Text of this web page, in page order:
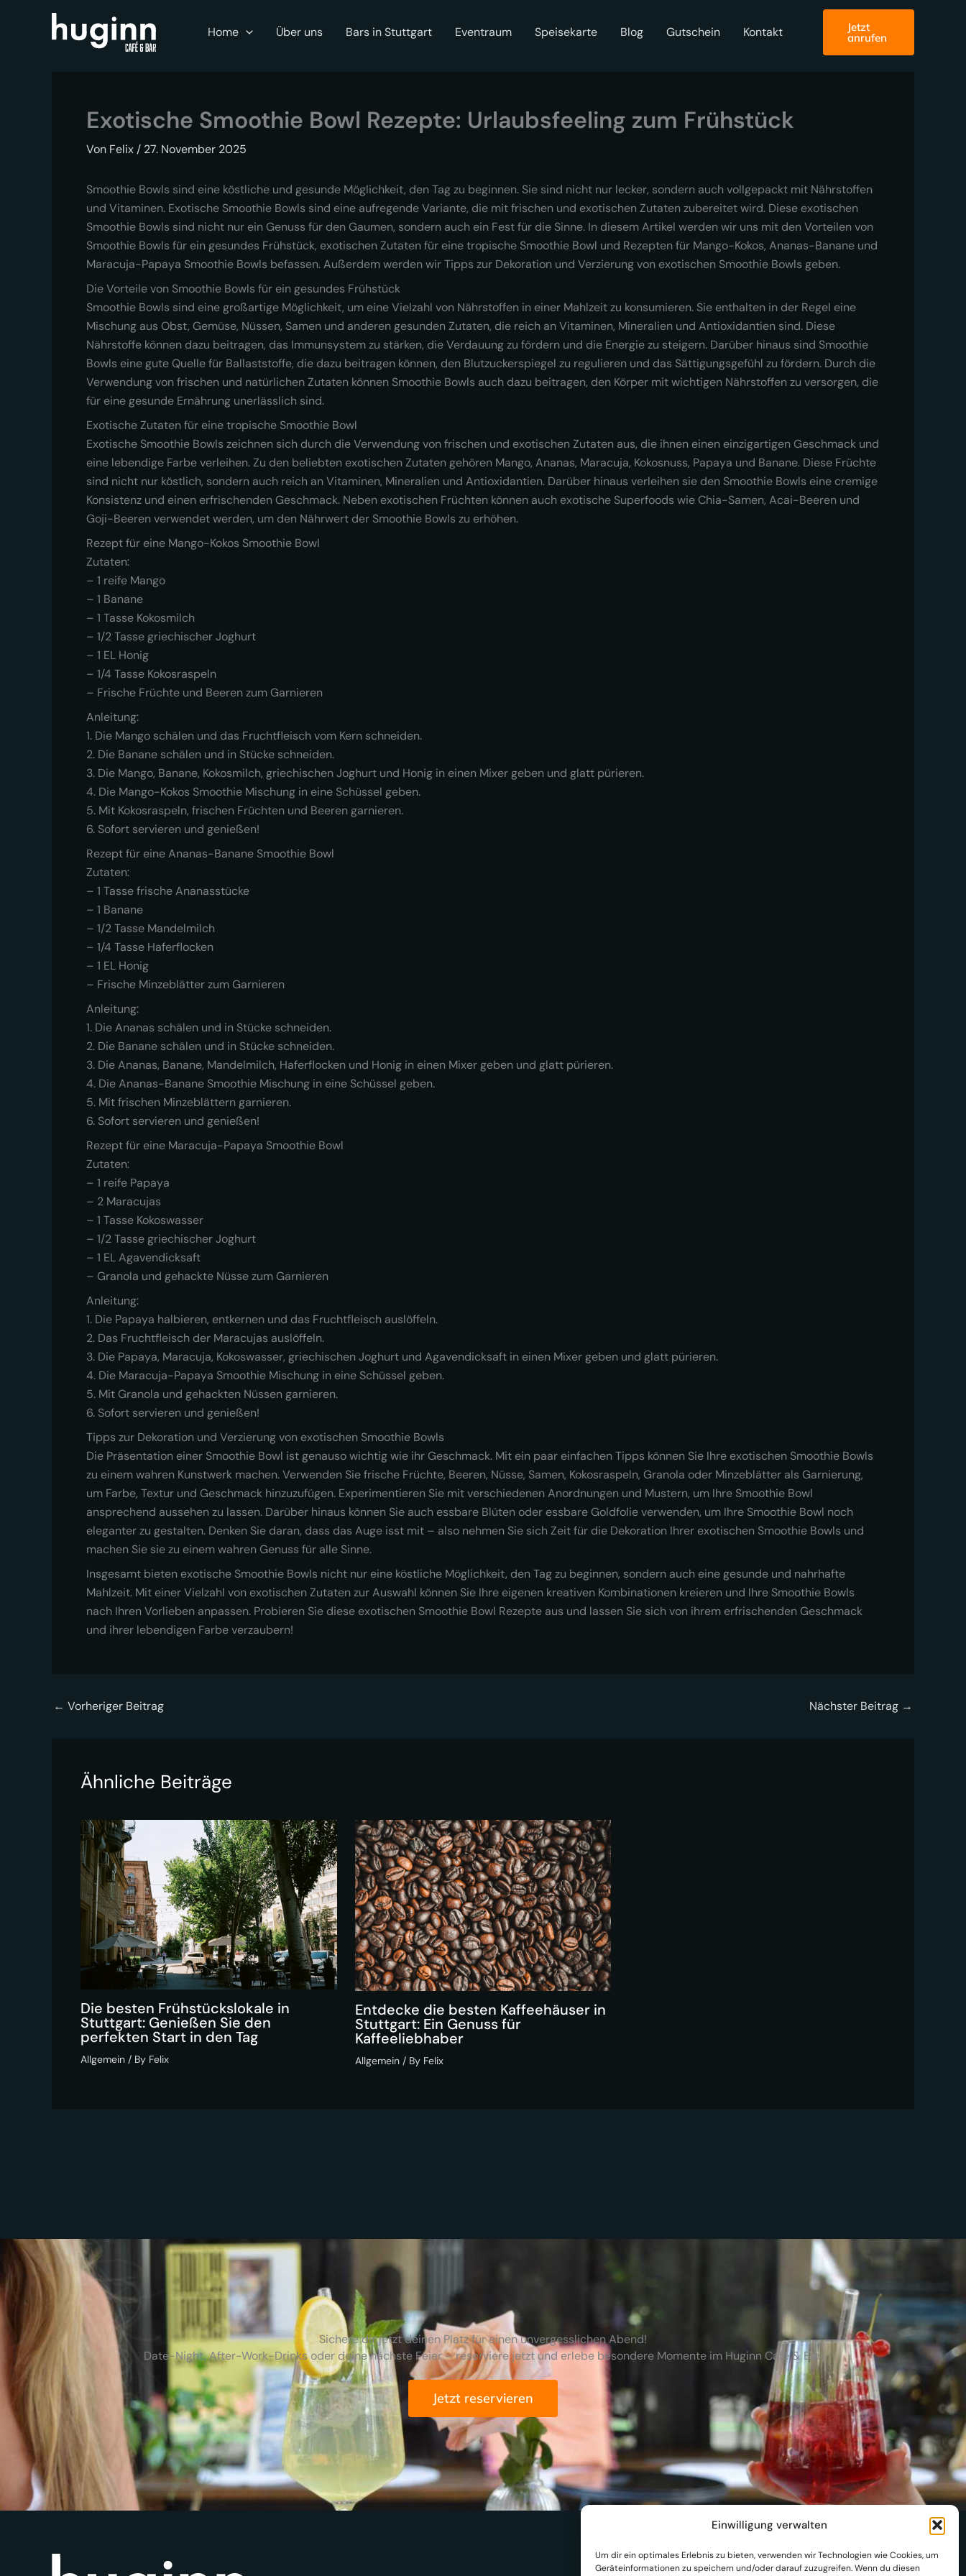
Einwilligung verwalten
Um dir ein optimales Erlebnis zu bieten, verwenden wir Technologien wie Cookies, um
Geräteinformationen zu speichern und/oder darauf zuzugreifen. Wenn du diesen
Home Über uns Bars in Stuttgart Eventraum Speisekarte Blog Gutschein Kontakt Jetzt
anrufen
Exotische Smoothie Bowl Rezepte: Urlaubsfeeling zum Frühstück
Von Felix / 27. November 2025
Smoothie Bowls sind eine köstliche und gesunde Möglichkeit, den Tag zu beginnen. Sie sind nicht nur lecker, sondern auch vollgepackt mit Nährstoffen
und Vitaminen. Exotische Smoothie Bowls sind eine aufregende Variante, die mit frischen und exotischen Zutaten zubereitet wird. Diese exotischen
Smoothie Bowls sind nicht nur ein Genuss für den Gaumen, sondern auch ein Fest für die Sinne. In diesem Artikel werden wir uns mit den Vorteilen von
Smoothie Bowls für ein gesundes Frühstück, exotischen Zutaten für eine tropische Smoothie Bowl und Rezepten für Mango-Kokos, Ananas-Banane und
Maracuja-Papaya Smoothie Bowls befassen. Außerdem werden wir Tipps zur Dekoration und Verzierung von exotischen Smoothie Bowls geben.
Die Vorteile von Smoothie Bowls für ein gesundes Frühstück
Smoothie Bowls sind eine großartige Möglichkeit, um eine Vielzahl von Nährstoffen in einer Mahlzeit zu konsumieren. Sie enthalten in der Regel eine
Mischung aus Obst, Gemüse, Nüssen, Samen und anderen gesunden Zutaten, die reich an Vitaminen, Mineralien und Antioxidantien sind. Diese
Nährstoffe können dazu beitragen, das Immunsystem zu stärken, die Verdauung zu fördern und die Energie zu steigern. Darüber hinaus sind Smoothie
Bowls eine gute Quelle für Ballaststoffe, die dazu beitragen können, den Blutzuckerspiegel zu regulieren und das Sättigungsgefühl zu fördern. Durch die
Verwendung von frischen und natürlichen Zutaten können Smoothie Bowls auch dazu beitragen, den Körper mit wichtigen Nährstoffen zu versorgen, die
für eine gesunde Ernährung unerlässlich sind.
Exotische Zutaten für eine tropische Smoothie Bowl
Exotische Smoothie Bowls zeichnen sich durch die Verwendung von frischen und exotischen Zutaten aus, die ihnen einen einzigartigen Geschmack und
eine lebendige Farbe verleihen. Zu den beliebten exotischen Zutaten gehören Mango, Ananas, Maracuja, Kokosnuss, Papaya und Banane. Diese Früchte
sind nicht nur köstlich, sondern auch reich an Vitaminen, Mineralien und Antioxidantien. Darüber hinaus verleihen sie den Smoothie Bowls eine cremige
Konsistenz und einen erfrischenden Geschmack. Neben exotischen Früchten können auch exotische Superfoods wie Chia-Samen, Acai-Beeren und
Goji-Beeren verwendet werden, um den Nährwert der Smoothie Bowls zu erhöhen.
Rezept für eine Mango-Kokos Smoothie Bowl
Zutaten:
– 1 reife Mango
– 1 Banane
– 1 Tasse Kokosmilch
– 1/2 Tasse griechischer Joghurt
– 1 EL Honig
– 1/4 Tasse Kokosraspeln
– Frische Früchte und Beeren zum Garnieren
Anleitung:
1. Die Mango schälen und das Fruchtfleisch vom Kern schneiden.
2. Die Banane schälen und in Stücke schneiden.
3. Die Mango, Banane, Kokosmilch, griechischen Joghurt und Honig in einen Mixer geben und glatt pürieren.
4. Die Mango-Kokos Smoothie Mischung in eine Schüssel geben.
5. Mit Kokosraspeln, frischen Früchten und Beeren garnieren.
6. Sofort servieren und genießen!
Rezept für eine Ananas-Banane Smoothie Bowl
Zutaten:
– 1 Tasse frische Ananasstücke
– 1 Banane
– 1/2 Tasse Mandelmilch
– 1/4 Tasse Haferflocken
– 1 EL Honig
– Frische Minzeblätter zum Garnieren
Anleitung:
1. Die Ananas schälen und in Stücke schneiden.
2. Die Banane schälen und in Stücke schneiden.
3. Die Ananas, Banane, Mandelmilch, Haferflocken und Honig in einen Mixer geben und glatt pürieren.
4. Die Ananas-Banane Smoothie Mischung in eine Schüssel geben.
5. Mit frischen Minzeblättern garnieren.
6. Sofort servieren und genießen!
Rezept für eine Maracuja-Papaya Smoothie Bowl
Zutaten:
– 1 reife Papaya
– 2 Maracujas
– 1 Tasse Kokoswasser
– 1/2 Tasse griechischer Joghurt
– 1 EL Agavendicksaft
– Granola und gehackte Nüsse zum Garnieren
Anleitung:
1. Die Papaya halbieren, entkernen und das Fruchtfleisch auslöffeln.
2. Das Fruchtfleisch der Maracujas auslöffeln.
3. Die Papaya, Maracuja, Kokoswasser, griechischen Joghurt und Agavendicksaft in einen Mixer geben und glatt pürieren.
4. Die Maracuja-Papaya Smoothie Mischung in eine Schüssel geben.
5. Mit Granola und gehackten Nüssen garnieren.
6. Sofort servieren und genießen!
Tipps zur Dekoration und Verzierung von exotischen Smoothie Bowls
Die Präsentation einer Smoothie Bowl ist genauso wichtig wie ihr Geschmack. Mit ein paar einfachen Tipps können Sie Ihre exotischen Smoothie Bowls
zu einem wahren Kunstwerk machen. Verwenden Sie frische Früchte, Beeren, Nüsse, Samen, Kokosraspeln, Granola oder Minzeblätter als Garnierung,
um Farbe, Textur und Geschmack hinzuzufügen. Experimentieren Sie mit verschiedenen Anordnungen und Mustern, um Ihre Smoothie Bowl
ansprechend aussehen zu lassen. Darüber hinaus können Sie auch essbare Blüten oder essbare Goldfolie verwenden, um Ihre Smoothie Bowl noch
eleganter zu gestalten. Denken Sie daran, dass das Auge isst mit – also nehmen Sie sich Zeit für die Dekoration Ihrer exotischen Smoothie Bowls und
machen Sie sie zu einem wahren Genuss für alle Sinne.
Insgesamt bieten exotische Smoothie Bowls nicht nur eine köstliche Möglichkeit, den Tag zu beginnen, sondern auch eine gesunde und nahrhafte
Mahlzeit. Mit einer Vielzahl von exotischen Zutaten zur Auswahl können Sie Ihre eigenen kreativen Kombinationen kreieren und Ihre Smoothie Bowls
nach Ihren Vorlieben anpassen. Probieren Sie diese exotischen Smoothie Bowl Rezepte aus und lassen Sie sich von ihrem erfrischenden Geschmack
und ihrer lebendigen Farbe verzaubern!
← Vorheriger Beitrag Nächster Beitrag →
Ähnliche Beiträge
Die besten Frühstückslokale in
Stuttgart: Genießen Sie den
perfekten Start in den Tag
Allgemein / By Felix
Entdecke die besten Kaffeehäuser in
Stuttgart: Ein Genuss für
Kaffeeliebhaber
Allgemein/ By Felix
Sichere dir jetzt deinen Platz für einen unvergesslichen Abend!
Date-Night, After-Work-Drinks oder deine nächste Feier – reserviere jetzt und erlebe besondere Momente im Huginn Café & Bar.
Jetzt reservieren